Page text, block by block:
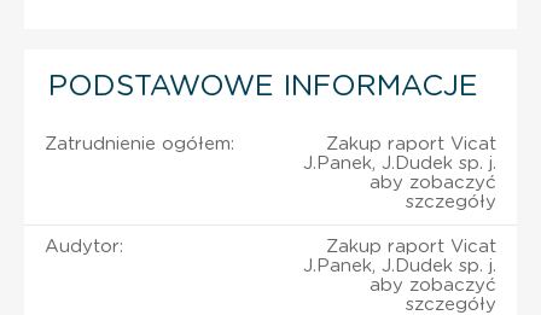
PODSTAWOWE INFORMACJE
Zatrudnienie ogółem:
Zakup raport Vicat
J.Panek, J.Dudek sp. j.
aby zobaczyć
szczegóły
Audytor:
Zakup raport Vicat
J.Panek, J.Dudek sp. j.
aby zobaczyć
szczegóły